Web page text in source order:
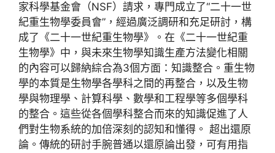
家科學基金會（NSF）請求，專門成立了“二十一世
紀重生物學委員會”，經過廣泛調研和充足研討，構
成了《二十一世紀重生物學》。在《二十一世紀重
生物學》中，與未來生物學知識生產方法變化相關
的內容可以歸納綜合為3個方面：知識整合。重生物
學的本質是生物學各學科之間的再整合，以及生物
學與物理學、計算科學、數學和工程學等多個學科
的整合。這些從各個學科整合而來的知識促進了人
們對生物系統的加倍深刻的認知和懂得。 超出還原
論。傳統的研討手腕普通以還原論出發，可有用指